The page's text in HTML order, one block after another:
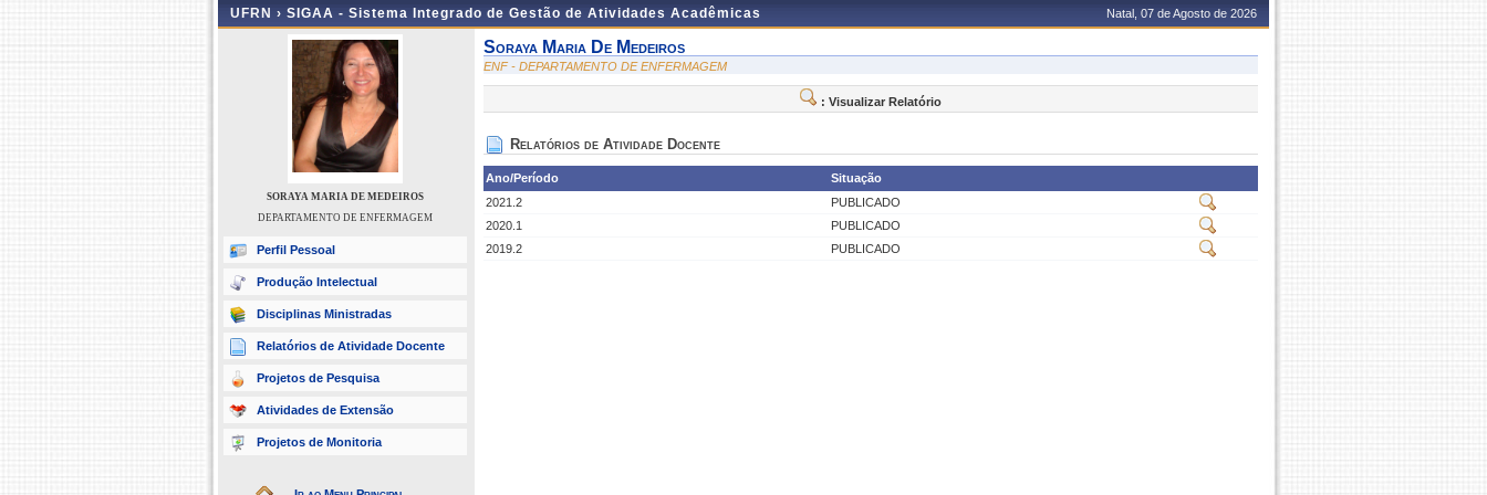
UFRN › SIGAA - Sistema Integrado de Gestão de Atividades Acadêmicas Natal, 07 de Agosto de 2026
SORAYA MARIA DE MEDEIROS
DEPARTAMENTO DE ENFERMAGEM
Perfil Pessoal
Produção Intelectual
Disciplinas Ministradas
Relatórios de Atividade Docente
Projetos de Pesquisa
Atividades de Extensão
Projetos de Monitoria
Soraya Maria De Medeiros
ENF - DEPARTAMENTO DE ENFERMAGEM
: Visualizar Relatório
Relatórios de Atividade Docente
Ano/Período
Situação
2021.2
PUBLICADO
2020.1
PUBLICADO
2019.2
PUBLICADO